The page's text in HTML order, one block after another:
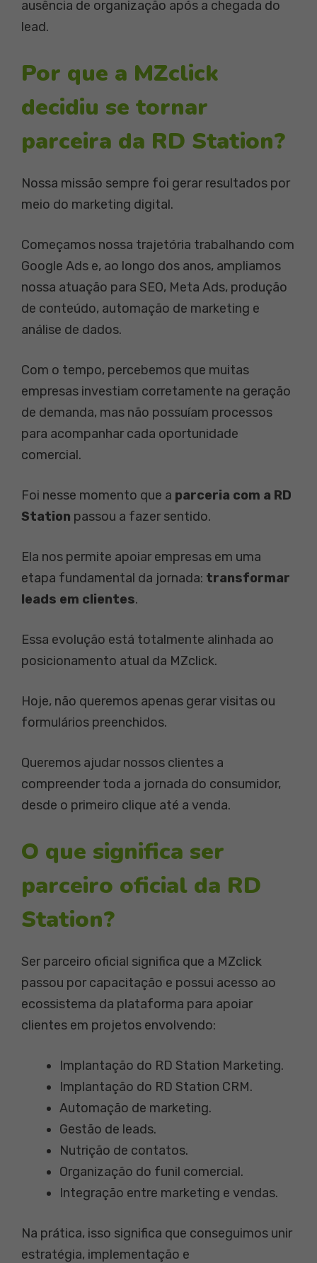
ausência de organização após a chegada do
lead.
Por que a MZclick
decidiu se tornar
parceira da RD Station?
Nossa missão sempre foi gerar resultados por
meio do marketing digital.
Começamos nossa trajetória trabalhando com
Google Ads e, ao longo dos anos, ampliamos
nossa atuação para SEO, Meta Ads, produção
de conteúdo, automação de marketing e
análise de dados.
Com o tempo, percebemos que muitas
empresas investiam corretamente na geração
de demanda, mas não possuíam processos
para acompanhar cada oportunidade
comercial.
Foi nesse momento que a parceria com a RD
Station passou a fazer sentido.
Ela nos permite apoiar empresas em uma
etapa fundamental da jornada: transformar
leads em clientes.
Essa evolução está totalmente alinhada ao
posicionamento atual da MZclick.
Hoje, não queremos apenas gerar visitas ou
formulários preenchidos.
Queremos ajudar nossos clientes a
compreender toda a jornada do consumidor,
desde o primeiro clique até a venda.
O que significa ser
parceiro oficial da RD
Station?
Ser parceiro oficial significa que a MZclick
passou por capacitação e possui acesso ao
ecossistema da plataforma para apoiar
clientes em projetos envolvendo:
Implantação do RD Station Marketing.
Implantação do RD Station CRM.
Automação de marketing.
Gestão de leads.
Nutrição de contatos.
Organização do funil comercial.
Integração entre marketing e vendas.
Na prática, isso significa que conseguimos unir
estratégia, implementação e